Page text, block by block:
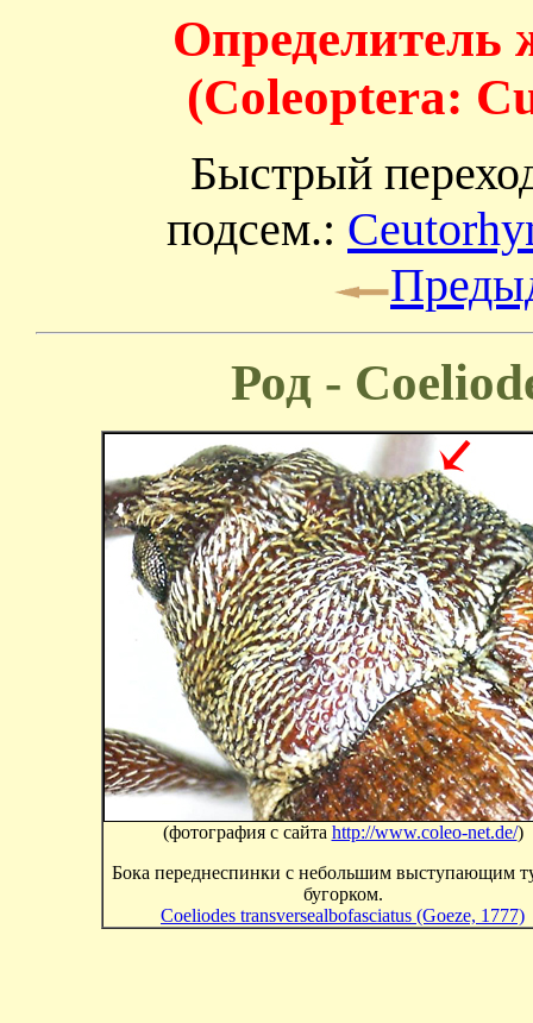
Определитель
(Coleoptera:
Быстрый
подсем.:
Род -
(фотография с сайта http://www.coleo-net.de/)
Бока переднеспинки с небольшим выступающим
бугорком.
Coeliodes transversealbofasciatus (Goeze, 1777)